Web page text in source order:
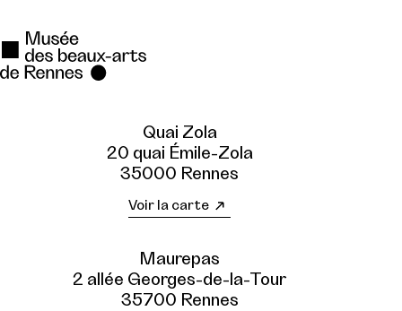
Quai Zola
20 quai Émile-Zola
35000 Rennes
Voir la carte
Maurepas
2 allée Georges-de-la-Tour
35700 Rennes